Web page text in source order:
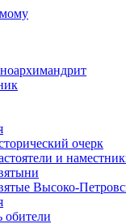
очерк
и
Высоко-